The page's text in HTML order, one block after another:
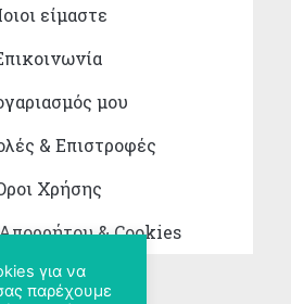
είμαστε
μου
& Επιστροφές
Χρήσης
& Cookies
για να
παρέχουμε